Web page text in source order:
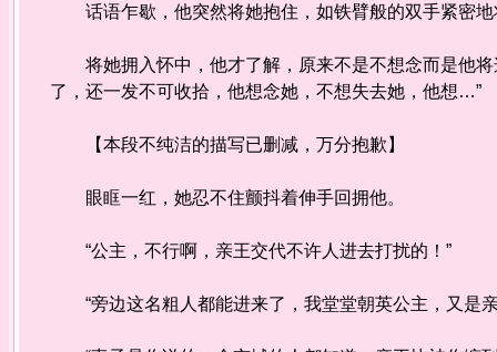
话语乍歇，他突然将她抱住，如铁臂般的双手紧密地
将她拥入怀中，他才了解，原来不是不想念而是他将
了，还一发不可收拾，他想念她，不想失去她，他想…”
【本段不纯洁的描写已删减，万分抱歉】
眼眶一红，她忍不住颤抖着伸手回拥他。
“公主，不行啊，亲王交代不许人进去打扰的！”
“旁边这名粗人都能进来了，我堂堂朝英公主，又是